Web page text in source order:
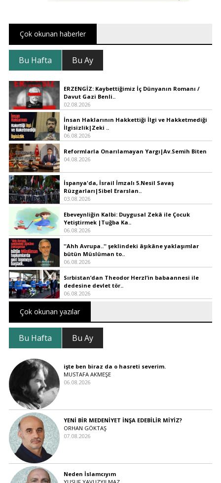
Çok okunan haberler
Bu Hafta Bu Ay
ERZENGİZ: Kaybettiğimiz İç Dünyanın Romanı /
Davut Gazi Benli..
02.08.2026
İnsan Haklarının Hakkettiği İlgi ve Hakketmediği
İlgisizlik|Zeki ..
06.08.2026
Reformlarla Onarılamayan Yargı|Av.Semih Biten
04.08.2026
İspanya'da, İsrail İmzalı 5.Nesil Savaş
Rüzgarları|Sibel Erarslan..
03.08.2026
Ebeveynliğin Kalbi: Duygusal Zekâ ile Çocuk
Yetiştirmek |Tuğba Ka..
06.08.2026
''Ahh Avrupa..'' şeklindeki âşıkâne yaklaşımlar
bütün Müslüman to..
06.08.2026
Sırbistan’dan Theodor Herzl’in babaannesi ile
dedesine devlet tör..
06.08.2026
Çok okunan yazılar
Bu Hafta Bu Ay
işte ben biraz da o hasreti severim.
MUSTAFA AKMEŞE
06.08.2026
YENİ BİR MEDENİYET İNŞA EDEBİLİR MİYİZ?
ORHAN GÖKTAŞ
07.08.2026
Neden İslamcıyım
YUSUF YAVUZYILMAZ